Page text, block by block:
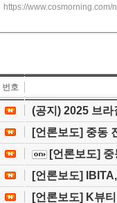
https://
번호
(공지) 2025 브
[언론보도] 중동
[언론보도]
[언론보도]
[언론보도] K뷰